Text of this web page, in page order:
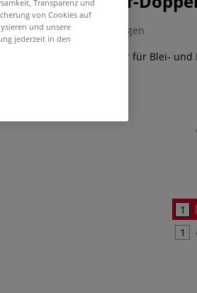
0 Bewertungen
Kunststoff Doppelspitzer für Blei-
Transparenz und
von Cookies auf
und unsere
jederzeit in den